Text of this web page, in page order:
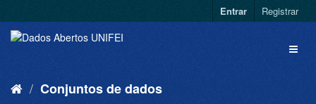
Entrar Registrar
Conjuntos de dados